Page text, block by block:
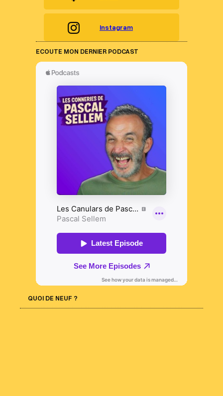
Instagram
ECOUTE MON DERNIER PODCAST
QUOI DE NEUF ?